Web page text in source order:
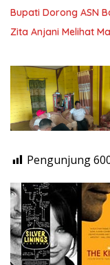
Bupati Dorong ASN
Zita Anjani Melihat
Pengunjung